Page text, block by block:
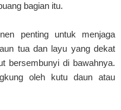
bagian itu.
penting untuk menjaga
tua dan layu yang dekat
bersembunyi di bawahnya.
oleh kutu daun atau